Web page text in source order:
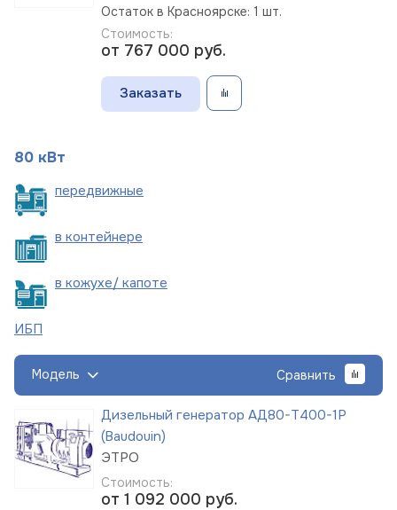
Остаток в Красноярске: 1 шт.
Стоимость:
от 767 000 руб.
Заказать
80 кВт
передвижные
в контейнере
в кожухе/ капоте
ИБП
Модель Сравнить
Дизельный генератор АД80-Т400-1Р
(Baudouin)
ЭТРО
Стоимость:
от 1 092 000 руб.